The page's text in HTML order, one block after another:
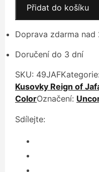
Energy
množství
Přidat do košíku
Doprava zdarma nad
Doručení do 3 dní
SKU: 49JAF
Kusovky Reign of
ColorOznačení:
Sdílejte: